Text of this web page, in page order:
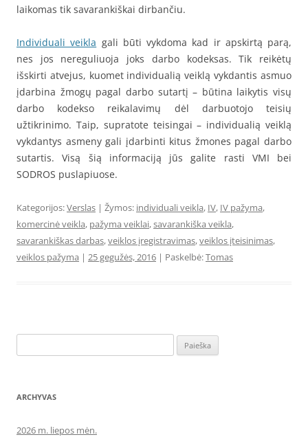
laikomas tik savarankiškai dirbančiu.
Individuali veikla gali būti vykdoma kad ir apskirtą parą,
nes jos nereguliuoja joks darbo kodeksas. Tik reikėtų
išskirti atvejus, kuomet individualią veiklą vykdantis asmuo
įdarbina žmogų pagal darbo sutartį – būtina laikytis visų
darbo kodekso reikalavimų dėl darbuotojo teisių
užtikrinimo. Taip, supratote teisingai – individualią veiklą
vykdantys asmeny gali įdarbinti kitus žmones pagal darbo
sutartis. Visą šią informaciją jūs galite rasti VMI bei
SODROS puslapiuose.
Kategorijos:Verslas | Žymos: individuali veikla, IV, IV pažyma,
komercinė veikla, pažyma veiklai,savarankiška veikla,
savarankiškas darbas,veiklos įregistravimas,veiklos įteisinimas,
veiklos pažyma | 25 gegužės, 2016 | Paskelbė:Tomas
ARCHYVAS
2026 m. liepos mėn.